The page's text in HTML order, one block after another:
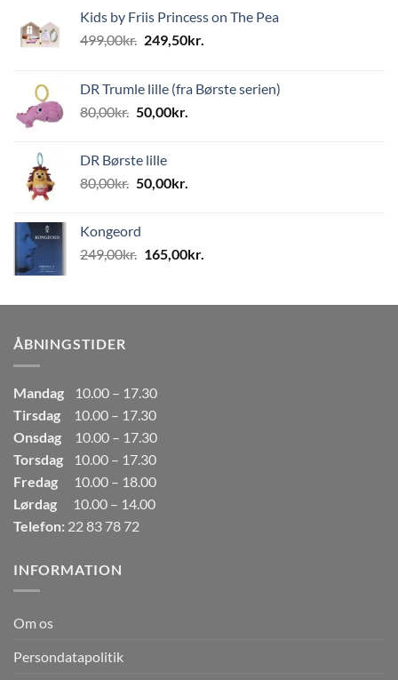
Kids by Friis Princess on The Pea
499,00kr. Den
var:
499,00kr..
249,50kr.
er:
DR Trumle lille (fra Børste serien)
80,00kr. Den
var:
80,00kr..
50,00kr.
50,00kr..
DR Børste lille
80,00kr. Den
var:
80,00kr..
50,00kr.
50,00kr..
Kongeord
249,00kr. Den
var:
165,00kr.
er:
ÅBNINGSTIDER
Mandag
10.00 – 17.30
Tirsdag
10.00 – 17.30
Onsdag
10.00 – 17.30
Torsdag
10.00 – 17.30
Fredag
10.00 – 18.00
Lørdag
10.00 – 14.00
Telefon: 22 83 78 72
INFORMATION
Om os
Persondatapolitik